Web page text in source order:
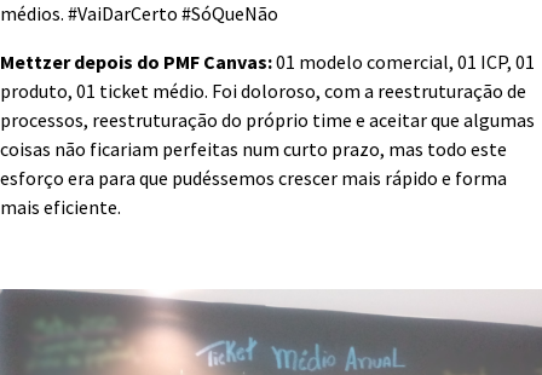
médios. #VaiDarCerto #SóQueNão
Mettzer depois do PMF Canvas:01 modelo comercial, 01 ICP, 01
produto, 01 ticket médio. Foi doloroso, com a reestruturação de
processos, reestruturação do próprio time e aceitar que algumas
coisas não ficariam perfeitas num curto prazo, mas todo este
esforço era para que pudéssemos crescer mais rápido e forma
mais eficiente.